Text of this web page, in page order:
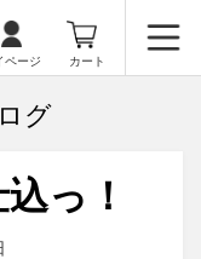
ページ カート
グ
っ！